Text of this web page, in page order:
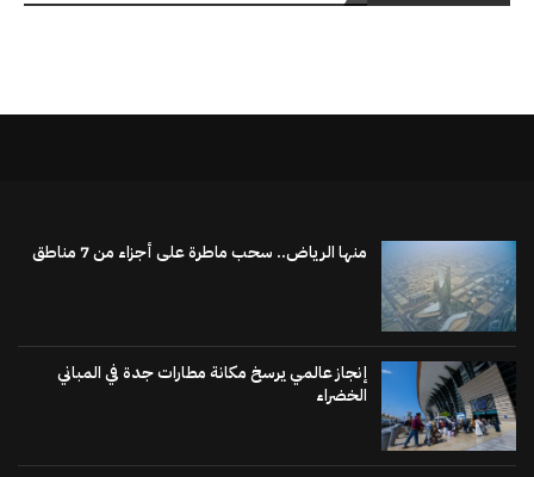
منها الرياض.. سحب ماطرة على أجزاء من 7 مناطق
إنجاز عالمي يرسخ مكانة مطارات جدة في المباني
الخضراء